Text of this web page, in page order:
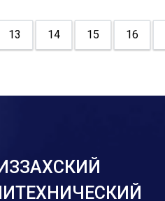
13 14 15 16